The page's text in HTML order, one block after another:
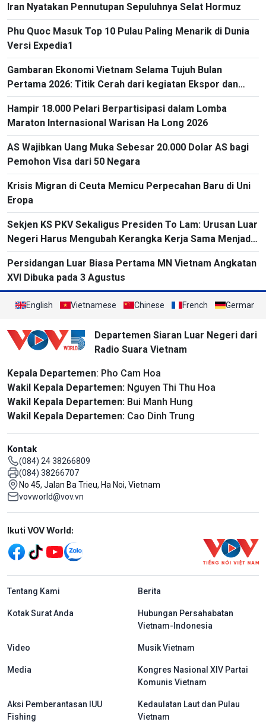
Iran Nyatakan Pennutupan Sepuluhnya Selat Hormuz
Phu Quoc Masuk Top 10 Pulau Paling Menarik di Dunia
Versi Expedia1
Gambaran Ekonomi Vietnam Selama Tujuh Bulan
Pertama 2026: Titik Cerah dari kegiatan Ekspor dan
Impor
Hampir 18.000 Pelari Berpartisipasi dalam Lomba
Maraton Internasional Warisan Ha Long 2026
AS Wajibkan Uang Muka Sebesar 20.000 Dolar AS bagi
Pemohon Visa dari 50 Negara
Krisis Migran di Ceuta Memicu Perpecahan Baru di Uni
Eropa
Sekjen KS PKV Sekaligus Presiden To Lam: Urusan Luar
Negeri Harus Mengubah Kerangka Kerja Sama Menjadi
Proyek-Proyek Konkret dan Menganggap Efektivitas
yang Substansial sebagai Tolok Ukur
Persidangan Luar Biasa Pertama MN Vietnam Angkatan
XVI Dibuka pada 3 Agustus
English Vietnamese Chinese French German
Departemen Siaran Luar Negeri dari
Radio Suara Vietnam
Kepala Departemen: Pho Cam Hoa
Wakil Kepala Departemen: Nguyen Thi Thu Hoa
Wakil Kepala Departemen: Bui Manh Hung
Wakil Kepala Departemen: Cao Dinh Trung
Kontak
(084) 24 38266809
(084) 38266707
No 45, Jalan Ba Trieu, Ha Noi, Vietnam
vovworld@vov.vn
Mạng xã hội
Ikuti VOV World:
menu footer tiếng Indo
Tentang Kami Berita
Kotak Surat Anda
Hubungan Persahabatan
Vietnam-Indonesia
Video Musik Vietnam
Media
Kongres Nasional XIV Partai
Komunis Vietnam
Aksi Pemberantasan IUU
Fishing
Kedaulatan Laut dan Pulau
Vietnam